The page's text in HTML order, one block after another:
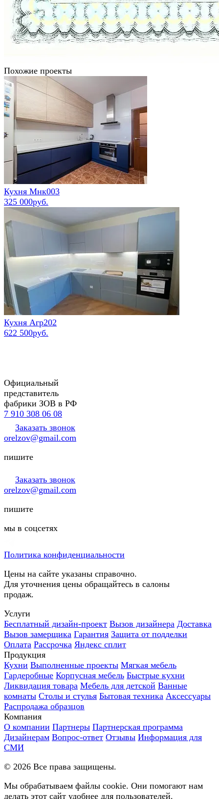
Похожие проекты
Кухня Мнк003
325 000руб.
Кухня Агр202
622 500руб.
Официальный
представитель
фабрики ЗОВ в РФ
7 910 308 06 08
Заказать звонок
orelzov@gmail.com
пишите
Заказать звонок
orelzov@gmail.com
пишите
мы в соцсетях
Политика конфиденциальности
Цены на сайте указаны справочно.
Для уточнения цены обращайтесь в салоны
продаж.
Услуги
Бесплатный дизайн-проект Вызов дизайнера Доставка
Вызов замерщика Гарантия Защита от подделки
Оплата Рассрочка Яндекс сплит
Продукция
Кухни Выполненные проекты Мягкая мебель
Гардеробные Корпусная мебель Быстрые кухни
Ликвидация товара Мебель для детской Ванные
комнаты Столы и стулья Бытовая техника Аксессуары
Распродажа образцов
Компания
О компании Партнеры Партнерская программа
Дизайнерам Вопрос-ответ Отзывы Информация для
СМИ
© 2026 Все права защищены.
Мы обрабатываем файлы cookie. Они помогают нам
делать этот сайт удобнее для пользователей.